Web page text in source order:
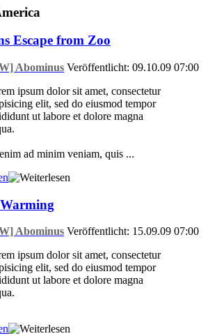
Escape from Zoo
Abominus Veröffentlicht: 09.10.09 07:00
ipsum dolor sit amet, consectetur
elit, sed do eiusmod tempor
ut labore et dolore magna
ad minim veniam, quis ...
Abominus Veröffentlicht: 15.09.09 07:00
ipsum dolor sit amet, consectetur
elit, sed do eiusmod tempor
ut labore et dolore magna